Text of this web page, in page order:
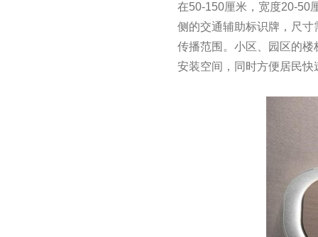
在50-150厘米，宽度20-50
侧的交通辅助标识牌，尺
传播范围。小区、园区的
安装空间，同时方便居民快